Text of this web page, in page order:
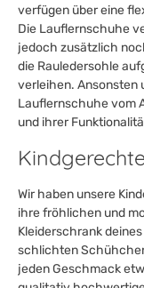
verfügen über eine
Die Lauflernschuhe
jedoch zusätzlich
die Rauledersohle
verleihen. Ansonsten
Lauflernschuhe vom
und ihrer
Wir haben unsere
ihre fröhlichen und
Kleiderschrank
schlichten
jeden Geschmack